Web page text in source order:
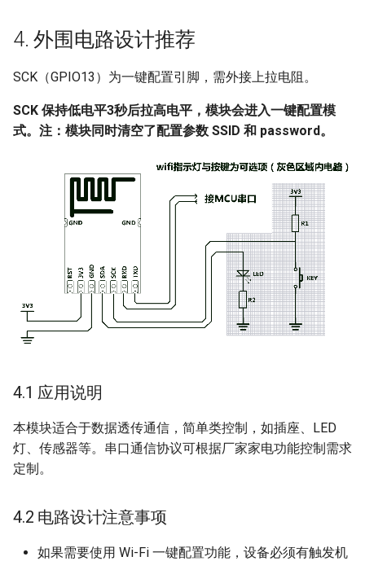
4. 外围电路设计推荐
SCK（GPIO13）为一键配置引脚，需外接上拉电阻。
SCK 保持低电平3秒后拉高电平，模块会进入一键配置模
式。注：模块同时清空了配置参数 SSID 和 password。
4.1 应用说明
本模块适合于数据透传通信，简单类控制，如插座、LED
灯、传感器等。串口通信协议可根据厂家家电功能控制需求
定制。
4.2 电路设计注意事项
如果需要使用 Wi-Fi 一键配置功能，设备必须有触发机